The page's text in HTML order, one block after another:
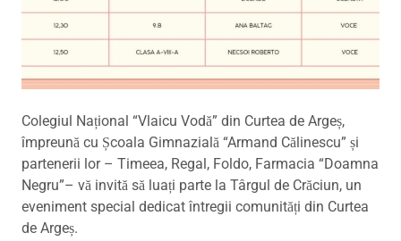
Colegiul Național “Vlaicu Vodă” din Curtea de Argeș,
împreună cu Școala Gimnazială “Armand Călinescu” și
partenerii lor – Timeea, Regal, Foldo, Farmacia “Doamna
Negru”– vă invită să luați parte la Târgul de Crăciun, un
eveniment special dedicat întregii comunități din Curtea
de Argeș.